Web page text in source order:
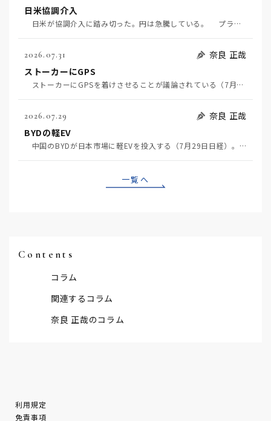
日米協調介入
日米が協調介入に踏み切った。円は急騰している。 プラザ合意以降、協調介入は為替相場の転機になって…
2026.07.31
奈良 正哉
ストーカーにGPS
ストーカーにGPSを着けさせることが議論されている（7月29日日経）。反対派は「ストーカーにも人権…
2026.07.29
奈良 正哉
BYDの軽EV
中国のBYDが日本市場に軽EVを投入する（7月29日日経）。この報道について思うこと3つ。 一つ…
一覧へ
Contents
コラム
関連するコラム
奈良 正哉のコラム
利用規定
免責事項